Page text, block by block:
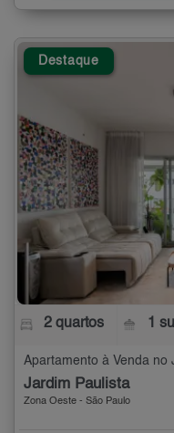
Destaque
2 quartos 1
Apartamento à Venda no
Jardim Paulista
Zona Oeste - São Paulo